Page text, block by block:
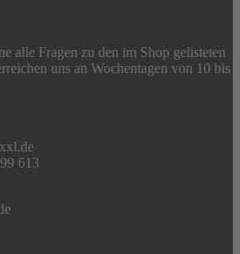
alle Fragen zu den im Shop gelisteten
uns an Wochentagen von 10 bis
613